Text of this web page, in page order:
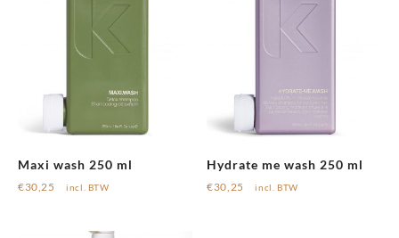
Maxi wash 250 ml
€30,25 incl. BTW
Hydrate me wash 250 ml
€30,25 incl. BTW